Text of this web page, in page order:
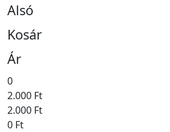
Alsó
Kosár
Ár
0
2.000 Ft
2.000 Ft
0 Ft